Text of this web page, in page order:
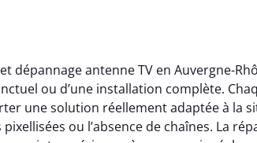
dépannage antenne TV en Auvergne-
ou d’une installation complète.
une solution réellement adaptée à la
ou l’absence de chaînes. La